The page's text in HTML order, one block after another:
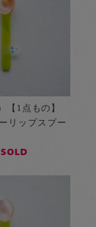
【1点もの】
リップスプー
SOLD